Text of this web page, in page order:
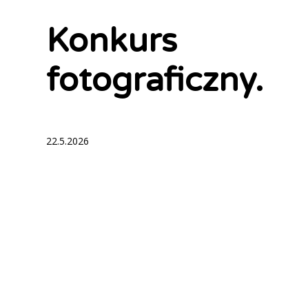
Konkurs
fotograficzny.
22.5.2026